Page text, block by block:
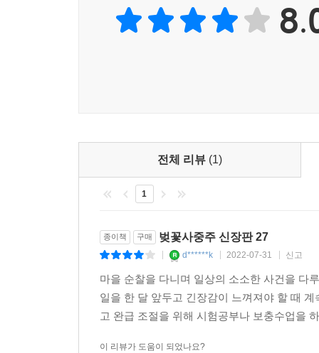
전체 리뷰 (1)
1
종이책 구매 벚꽃사중주 신장판 27
d******k 2022-07-31 신고
마을 순찰을 다니며 일상의 소소한 사건을 다
일을 한 달 앞두고 긴장감이 느껴져야 할 때
고 완급 조절을 위해 시험공부나 보충수업을
이 리뷰가 도움이 되었나요?